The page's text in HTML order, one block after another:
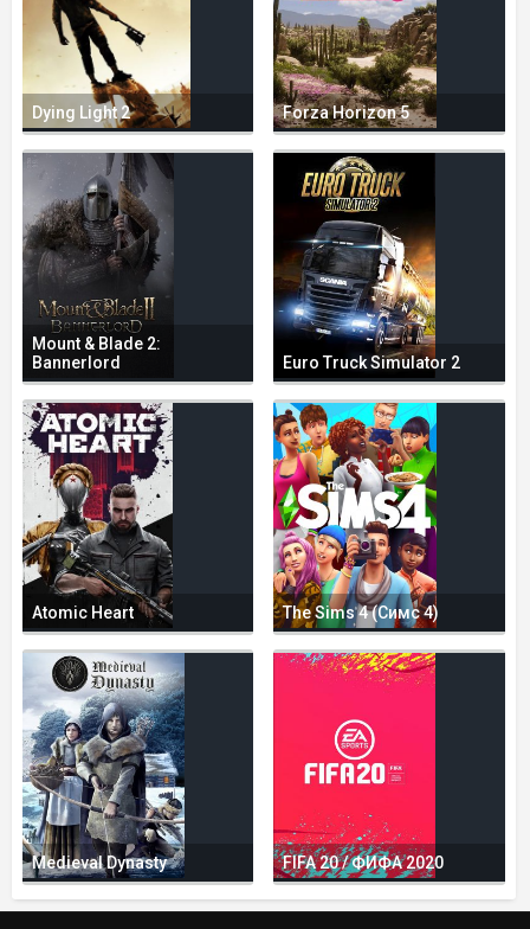
Dying Light 2 Forza Horizon 5
Mount & Blade 2:
Bannerlord
Euro Truck Simulator 2
Atomic Heart The Sims 4 (Симс 4)
Medieval Dynasty FIFA 20 / ФИФА 2020